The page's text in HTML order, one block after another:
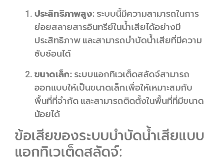
ประสิทธิภาพสูง: ระบบนี้มีความสามารถในการ
ย่อยสลายสารอินทรีย์ในน้ำเสียได้อย่างมี
ประสิทธิภาพ และสามารถบำบัดน้ำเสียที่มีความ
ซับซ้อนได้
ขนาดเล็ก: ระบบแอกทิเวเต็ดสลัดจ์สามารถ
ออกแบบให้เป็นขนาดเล็กเพื่อให้เหมาะสมกับ
พื้นที่ที่จำกัด และสามารถติดตั้งในพื้นที่ที่มีขนาด
น้อยได้
ข้อเสียของระบบบำบัดน้ำเสียแบบ
แอกทิเวเต็ดสลัดจ์: